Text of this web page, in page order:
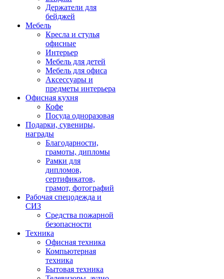
Держатели для
бейджей
Мебель
Кресла и стулья
офисные
Интерьер
Мебель для детей
Мебель для офиса
Аксессуары и
предметы интерьера
Офисная кухня
Кофе
Посуда одноразовая
Подарки, сувениры,
награды
Благодарности,
грамоты, дипломы
Рамки для
дипломов,
сертификатов,
грамот, фотографий
Рабочая спецодежда и
СИЗ
Средства пожарной
безопасности
Техника
Офисная техника
Компьютерная
техника
Бытовая техника